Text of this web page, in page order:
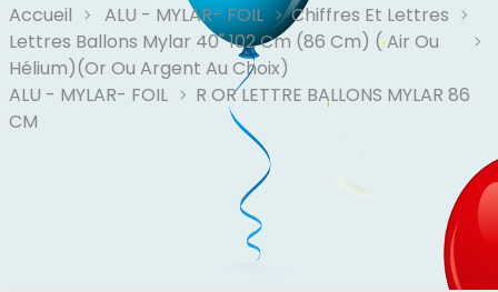
Accueil ALU - MYLAR- FOIL
Chiffres Et Lettres
Lettres Ballons Mylar 40" 102 Cm (86 Cm) ( Air Ou
Hélium)(or Ou Argent Au Choix)
ALU - MYLAR- FOIL
R OR LETTRE BALLONS MYLAR 86
CM